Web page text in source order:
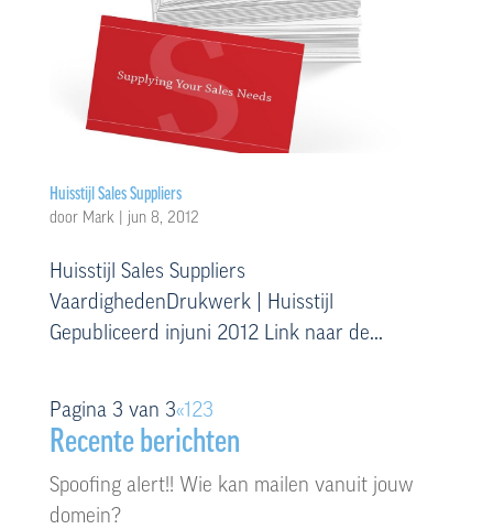
Huisstijl Sales Suppliers
door Mark| jun 8, 2012
Huisstijl Sales Suppliers
VaardighedenDrukwerk | Huisstijl
Gepubliceerd injuni 2012 Link naar de...
Pagina 3 van 3«123
Recente berichten
Spoofing alert!! Wie kan mailen vanuit jouw
domein?